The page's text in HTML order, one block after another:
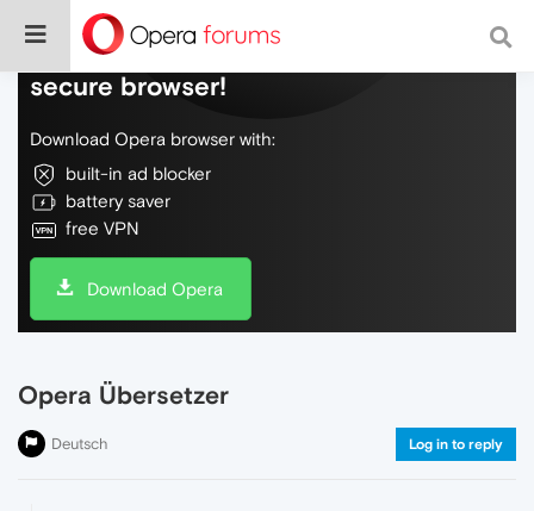
Do more on the web, with a fast and
secure browser!
Download Opera browser with:
built-in ad blocker
battery saver
free VPN
Download Opera
Opera Übersetzer
Deutsch Log in to reply